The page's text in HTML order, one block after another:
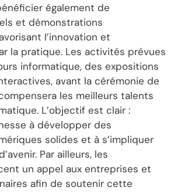
également de
et démonstrations
l’innovation et
la pratique. Les activités prévues
informatique, des expositions
avant la cérémonie de
les meilleurs talents
L’objectif est clair :
à développer des
solides et à s’impliquer
Par ailleurs, les
un appel aux entreprises et
afin de soutenir cette